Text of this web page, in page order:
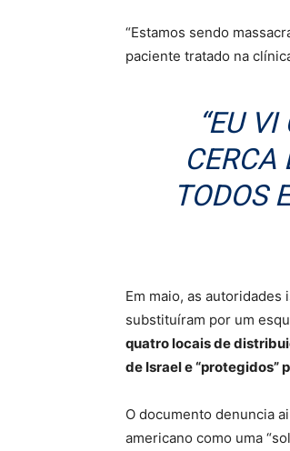
“Estamos sendo
paciente tratado na
“EU
CERCA
TODOS
Em maio, as
substituíram por um
quatro locais de
de Israel e
O documento denuncia
americano como uma